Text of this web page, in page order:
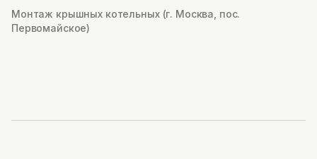
Монтаж крышных котельных (г. Москва, пос.
Первомайское)